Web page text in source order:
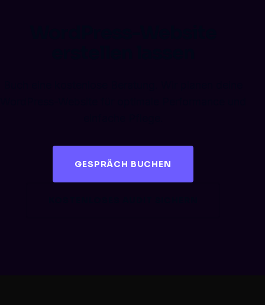
GESPRÄCH BUCHEN